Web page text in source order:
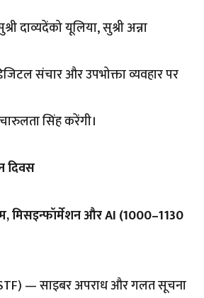
दाव्यदेंको यूलिया, सुश्री अन्ना
संचार और उपभोक्ता व्यवहार पर
चारुलता सिंह करेंगी।
दिवस
मिसइन्फॉर्मेशन और AI (1000–1130
— साइबर अपराध और गलत सूचना